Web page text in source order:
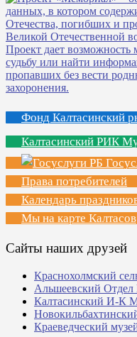
Фонд Калтасинский
Калтасинский РИК
Права потребителей
Календарь
Мы на карте Калтасов
Сайты наших друзей
Краснохолмский
Альшеевский Отдел
Калтасинский И-К
Краеведческий